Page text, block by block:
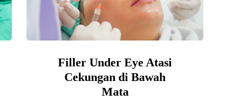
Filler Under Eye Atasi
Cekungan di Bawah
Mata